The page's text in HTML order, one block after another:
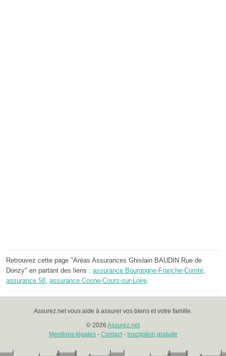
Retrouvez cette page "Aréas Assurances Ghislain BAUDIN Rue de
Donzy" en partant des liens : assurance Bourgogne-Franche-Comté,
assurance 58, assurance Cosne-Cours-sur-Loire.
Assurez.net vous aide à assurer vos biens et votre famille.
© 2026 Assurez.net
Mentions légales- Contact- Inscription gratuite